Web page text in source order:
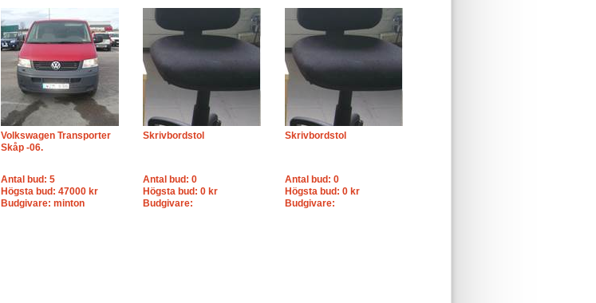
Volkswagen Transporter
Skåp -06.
Antal bud: 5
Högsta bud: 47000 kr
Budgivare: minton
Skrivbordstol
Antal bud: 0
Högsta bud: 0 kr
Budgivare:
Skrivbordstol
Antal bud: 0
Högsta bud: 0 kr
Budgivare: